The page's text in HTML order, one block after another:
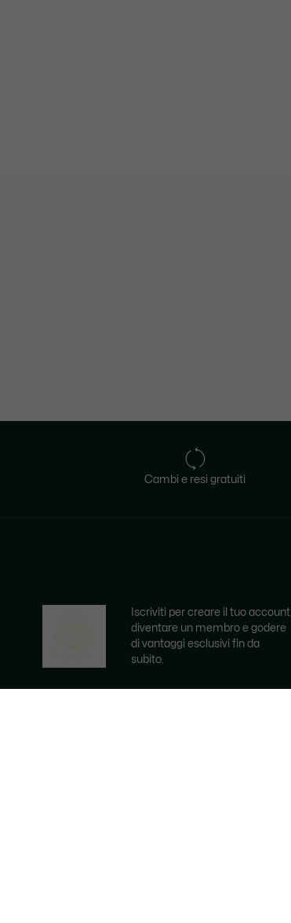
Cambi e resi gratuiti
Iscriviti per creare il tuo account,
diventare un membro e godere
di vantaggi esclusivi fin da
subito.